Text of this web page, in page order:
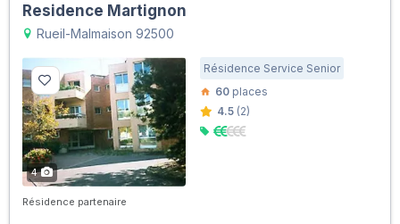
Residence Martignon
Rueil-Malmaison 92500
4
Résidence Service Senior
60 places
4.5 (2)
Résidence partenaire